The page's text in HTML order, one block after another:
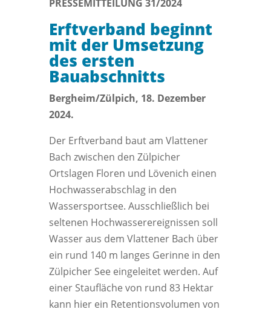
PRESSEMITTEILUNG 31/2024
Erftverband beginnt
mit der Umsetzung
des ersten
Bauabschnitts
Bergheim/Zülpich, 18. Dezember
2024.
Der Erftverband baut am Vlattener
Bach zwischen den Zülpicher
Ortslagen Floren und Lövenich einen
Hochwasserabschlag in den
Wassersportsee. Ausschließlich bei
seltenen Hochwasserereignissen soll
Wasser aus dem Vlattener Bach über
ein rund 140 m langes Gerinne in den
Zülpicher See eingeleitet werden. Auf
einer Staufläche von rund 83 Hektar
kann hier ein Retentionsvolumen von